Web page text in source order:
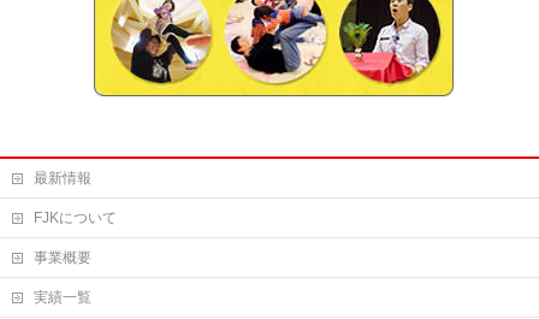
最新情報
FJKについて
事業概要
実績一覧